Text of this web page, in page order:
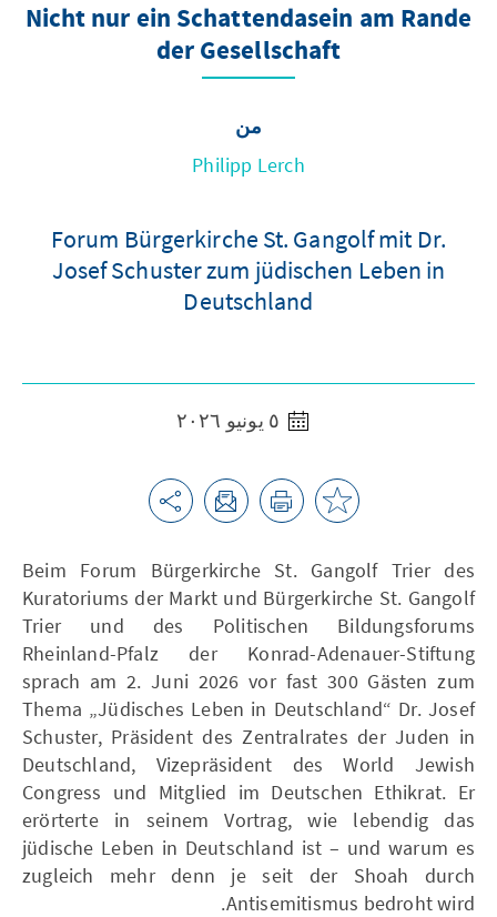
Nicht nur ein Schattendasein am Rande
der Gesellschaft
من
Philipp Lerch
Forum Bürgerkirche St. Gangolf mit Dr.
Josef Schuster zum jüdischen Leben in
Deutschland
Beim Forum Bürgerkirche St. Gangolf Trier des
Kuratoriums der Markt und Bürgerkirche St. Gangolf
Trier und des Politischen Bildungsforums
Rheinland-Pfalz der Konrad-Adenauer-Stiftung
sprach am 2. Juni 2026 vor fast 300 Gästen zum
Thema „Jüdisches Leben in Deutschland“ Dr. Josef
Schuster, Präsident des Zentralrates der Juden in
Deutschland, Vizepräsident des World Jewish
Congress und Mitglied im Deutschen Ethikrat. Er
erörterte in seinem Vortrag, wie lebendig das
jüdische Leben in Deutschland ist – und warum es
zugleich mehr denn je seit der Shoah durch
Antisemitismus bedroht wird.